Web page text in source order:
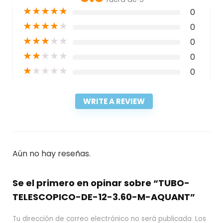
★★★★★ 0
★★★★★ 0
★★★★★ 0
★★★★★ 0
★★★★★ 0
WRITE A REVIEW
Aún no hay reseñas.
Se el primero en opinar sobre “TUBO-
TELESCOPICO-DE-12-3.60-M-AQUANT”
Tu dirección de correo electrónico no será publicada. Los